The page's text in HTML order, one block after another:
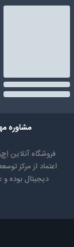
مشاوره
فروشگاه آنلاین
اعتماد از مرکز
دیجیتال بوده